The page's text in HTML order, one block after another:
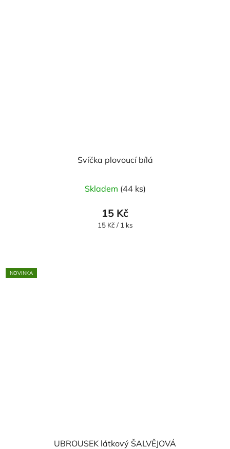
Svíčka plovoucí bílá
Skladem (44 ks)
15 Kč
Měrná
15 Kč / 1 ks
NOVINKA
UBROUSEK látkový ŠALVĚJOVÁ